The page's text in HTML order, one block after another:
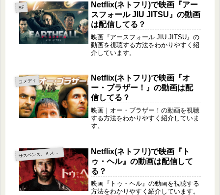
SF
Netflix(ネトフリ)で映画『アー
スフォール JIU JITSU』の動画
は配信してる？
映画『アースフォール JIU JITSU』の
動画を視聴する方法をわかりやすく紹
介しています。
コメディ
Netflix(ネトフリ)で映画『オ
ー・ブラザー！』の動画は配
信してる？
映画｜オー・ブラザー！の動画を視聴
する方法をわかりやすく紹介していま
す。
サ
スペンス、ミステリー
Netflix(ネトフリ)で映画『ト
ゥ・ヘル』の動画は配信して
る？
映画『トゥ・ヘル』の動画を視聴する
方法をわかりやすく紹介しています。